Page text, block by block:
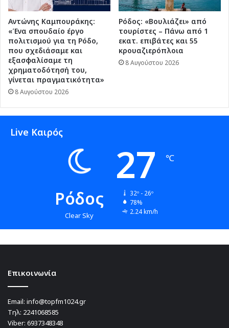
Αντώνης Καμπουράκης:
«Ένα σπουδαίο έργο
πολιτισμού για τη Ρόδο,
που σχεδιάσαμε και
εξασφαλίσαμε τη
χρηματοδότησή του,
γίνεται πραγματικότητα»
8 Αυγούστου 2026
Ρόδος: «Βουλιάζει» από
τουρίστες – Πάνω από 1
εκατ. επιβάτες και 55
κρουαζιερόπλοια
8 Αυγούστου 2026
Live Καιρός
Ρόδος
Clear Sky
27 ℃
32º - 26º
78%
2.24 km/h
Επικοινωνία
Email: info@topfm1024.gr
Τηλ: 2241068585
Viber: 6937348348